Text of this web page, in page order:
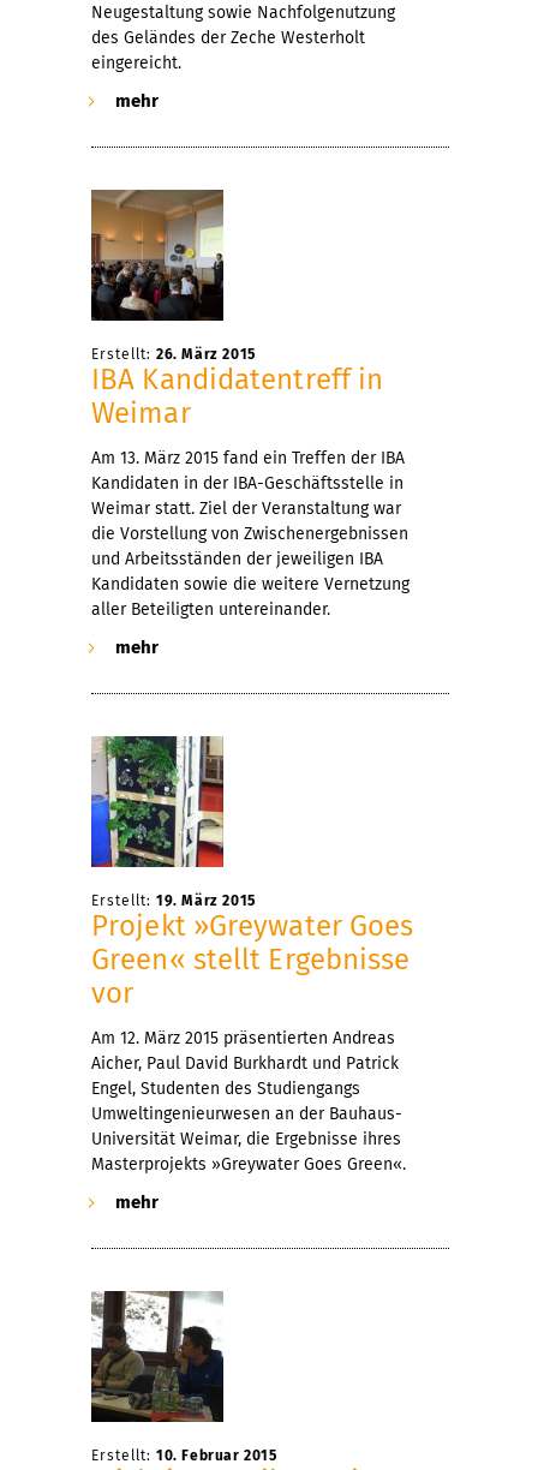
Neugestaltung sowie Nachfolgenutzung
des Geländes der Zeche Westerholt
eingereicht.
mehr
Erstellt: 26. März 2015
IBA Kandidatentreff in
Weimar
Am 13. März 2015 fand ein Treffen der IBA
Kandidaten in der IBA-Geschäftsstelle in
Weimar statt. Ziel der Veranstaltung war
die Vorstellung von Zwischenergebnissen
und Arbeitsständen der jeweiligen IBA
Kandidaten sowie die weitere Vernetzung
aller Beteiligten untereinander.
mehr
Erstellt: 19. März 2015
Projekt »Greywater Goes
Green« stellt Ergebnisse
vor
Am 12. März 2015 präsentierten Andreas
Aicher, Paul David Burkhardt und Patrick
Engel, Studenten des Studiengangs
Umweltingenieurwesen an der Bauhaus-
Universität Weimar, die Ergebnisse ihres
Masterprojekts »Greywater Goes Green«.
mehr
Erstellt: 10. Februar 2015